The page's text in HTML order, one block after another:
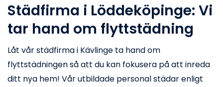
Städfirma i Löddeköpinge: Vi
tar hand om flyttstädning
Låt vår städfirma i Kävlinge ta hand om
flyttstädningen så att du kan fokusera på att inreda
ditt nya hem! Vår utbildade personal städar enligt